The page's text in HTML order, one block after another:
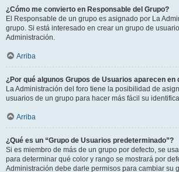
¿Cómo me convierto en Responsable del Grupo?
El Responsable de un grupo es asignado por La
grupo. Si está interesado en crear un grupo de
Administración.
Arriba
¿Por qué algunos Grupos de Usuarios aparecen
La Administración del foro tiene la posibilidad de
usuarios de un grupo para hacer más fácil su
Arriba
¿Qué es un “Grupo de Usuarios predeterminado”?
Si es miembro de más de un grupo por defecto, se
para determinar qué color y rango se mostrará por
Administración debe darle permisos para cambiar su